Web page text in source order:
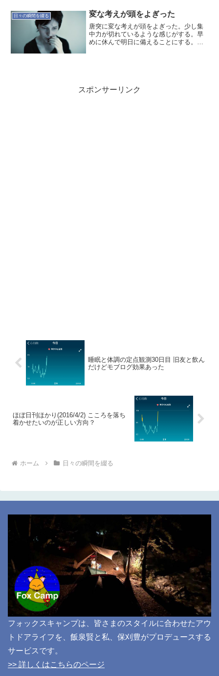
は、自然に近づきたいという...
日々の瞬間を綴る 変な考えが頭をよぎった
唐突に変な考えが頭をよぎった。少し集
中力が切れているような感じがする。早
めに休んで明日に備えることにする。と
スポンサーリンク
睡眠と体調の定点観測30日目 旧友と飲ん
だけどモブログ効果あった
ほぼ日刊ほかり(2016/4/2) こころを落ち
着かせたいのが正しい方向？
ホーム 日々の瞬間を綴る
フォックスキャンプは、皆さまのスタイルに合わせたアウ
トドアライフを、飯泉賢と私、保刈豊がプロデュースする
サービスです。
>> 詳しくはこちらのページ